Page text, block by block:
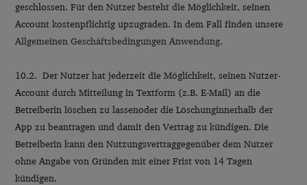
geschlossen. Für den Nutzer besteht die Möglichkeit, seinen
Account kostenpflichtig upzugraden. In dem Fall finden unsere
Allgemeinen Geschäftsbedingungen Anwendung.
10.2. Der Nutzer hat jederzeit die Möglichkeit, seinen Nutzer-
Account durch Mitteilung in Textform (z.B. E-Mail) an die
Betreiberin löschen zu lassenoder die Löschunginnerhalb der
App zu beantragen und damit den Vertrag zu kündigen. Die
Betreiberin kann den Nutzungsvertraggegenüber dem Nutzer
ohne Angabe von Gründen mit einer Frist von 14 Tagen
kündigen.